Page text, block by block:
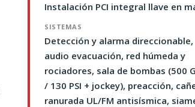
Instalación PCI integral llave en
SISTEMAS
Detección y alarma direccionable,
audio evacuación, red húmeda y
rociadores, sala de bombas (500
/ 130 PSI + jockey), preacción,
ranurada UL/FM antisísmica,